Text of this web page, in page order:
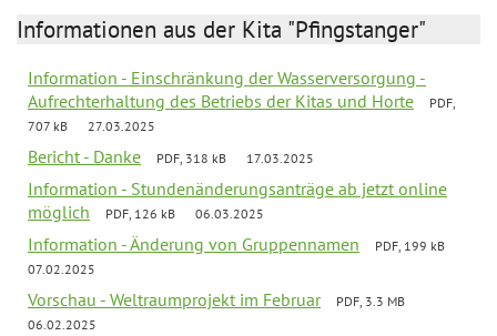
Informationen aus der Kita "Pfingstanger"
Information - Einschränkung der Wasserversorgung -
Aufrechterhaltung des Betriebs der Kitas und Horte
PDF,
707 kB
27.03.2025
Bericht - Danke PDF, 318 kB 17.03.2025
Information - Stundenänderungsanträge ab jetzt online
möglich
PDF, 126 kB 06.03.2025
Information - Änderung von Gruppennamen
PDF, 199 kB
07.02.2025
Vorschau - Weltraumprojekt im Februar
PDF, 3.3 MB
06.02.2025